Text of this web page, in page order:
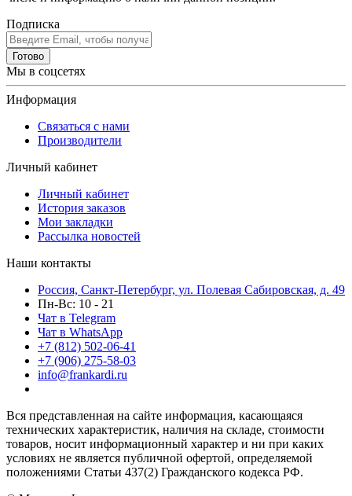
Подписка
Готово
Мы в соцсетях
Информация
Связаться с нами
Производители
Личный кабинет
Личный кабинет
История заказов
Мои закладки
Рассылка новостей
Наши контакты
Россия, Санкт-Петербург, ул. Полевая Сабировская, д. 49
Пн-Вс: 10 - 21
Чат в Telegram
Чат в WhatsApp
+7 (812) 502-06-41
+7 (906) 275-58-03
info@frankardi.ru
Вся представленная на сайте информация, касающаяся
технических характеристик, наличия на складе, стоимости
товаров, носит информационный характер и ни при каких
условиях не является публичной офертой, определяемой
положениями Статьи 437(2) Гражданского кодекса РФ.